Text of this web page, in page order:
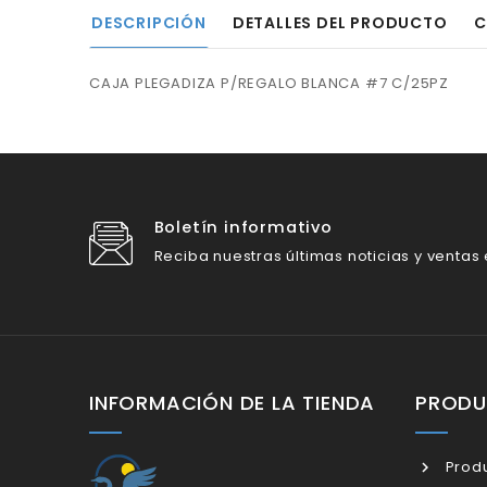
DESCRIPCIÓN DETALLES DEL PRODUCTO
CAJA PLEGADIZA P/REGALO BLANCA #7 C/25PZ
Boletín informativo
Reciba nuestras últimas noticias y
INFORMACIÓN DE LA TIENDA